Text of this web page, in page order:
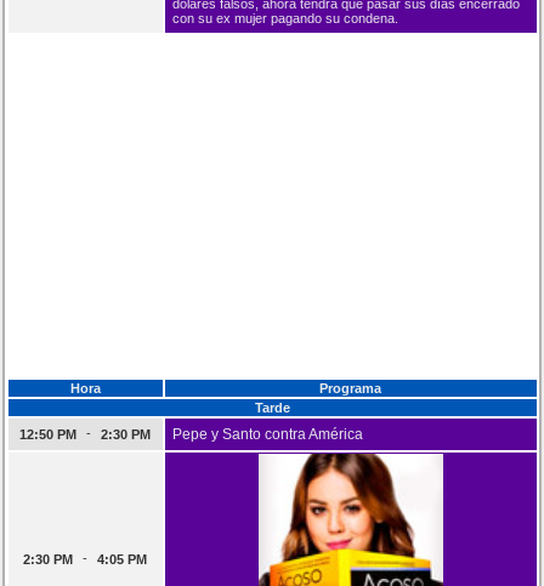
dólares falsos, ahora tendrá que pasar sus días encerrado
con su ex mujer pagando su condena.
Hora
Programa
Tarde
12:50 PM
- 2:30 PM Pepe y Santo contra América
2:30 PM - 4:05 PM